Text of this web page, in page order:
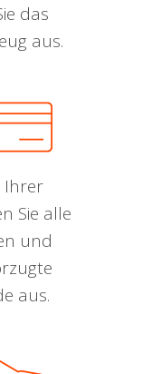
das
aus.
Ihrer
Sie alle
und
aus.